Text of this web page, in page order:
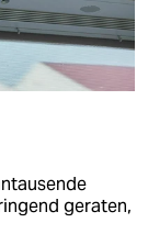
geraten,